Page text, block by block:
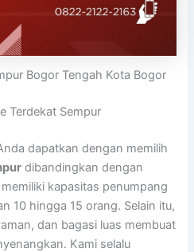
Bogor Tengah Kota Bogor
Terdekat Sempur
dapatkan dengan memilih
dibandingkan dengan
kapasitas penumpang
10 hingga 15 orang. Selain itu,
dan bagasi luas membuat
Kami selalu